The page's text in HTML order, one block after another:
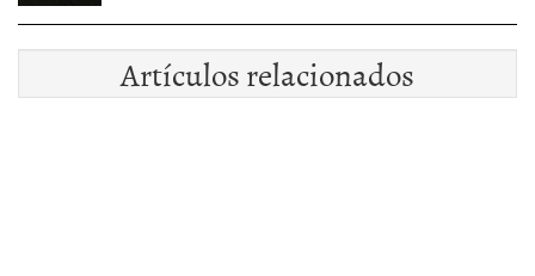
Artículos relacionados